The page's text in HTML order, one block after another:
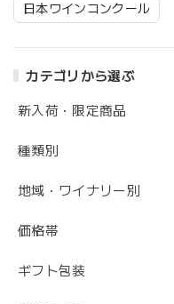
日本ワインコンクール
カテゴリから選ぶ
新入荷・限定商品
種類別
地域・ワイナリー別
価格帯
ギフト包装